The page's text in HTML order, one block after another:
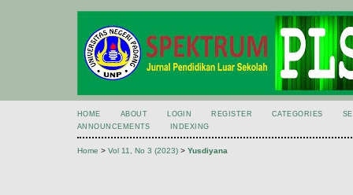
HOME ABOUT LOGIN REGISTER CATEGORIES
ANNOUNCEMENTS
INDEXING
Home > Vol 11, No 3 (2023) > Yusdiyana